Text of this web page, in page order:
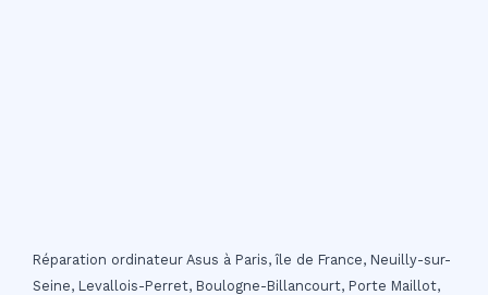
Réparation ordinateur Asus à Paris, île de France, Neuilly-sur-
Seine, Levallois-Perret, Boulogne-Billancourt, Porte Maillot,